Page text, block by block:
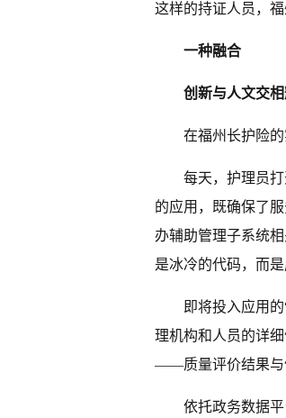
这样的持证人员，福
一种融合
创新与人文交
在福州长护险
每天，护理员
的应用，既确保了
办辅助管理子系统
是冰冷的代码，而是
即将投入应用
理机构和人员的详
——质量评价结果与
依托政务数据